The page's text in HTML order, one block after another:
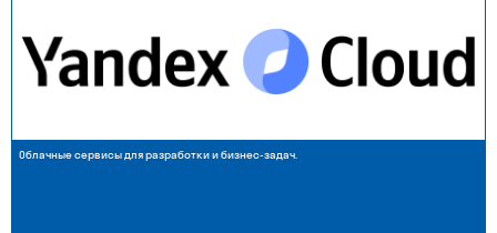
Облачные сервисы для разработки и бизнес-задач.